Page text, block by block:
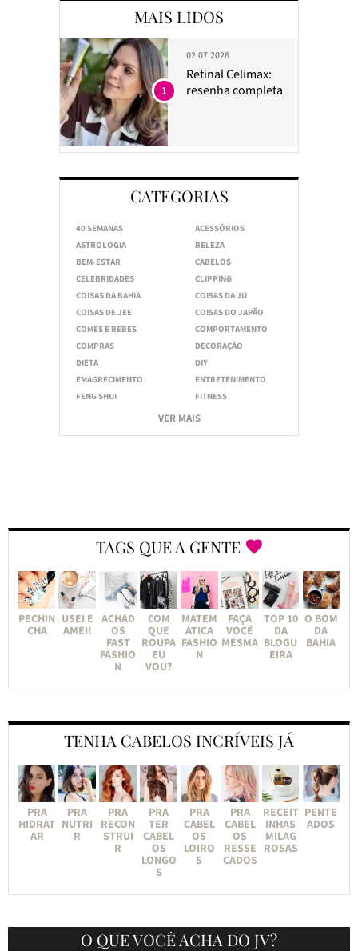
MAIS LIDOS
02.07.2026
Retinal Celimax:
resenha completa
1
CATEGORIAS
40 SEMANAS
ACESSÓRIOS
ASTROLOGIA
BELEZA
BEM-ESTAR
CABELOS
CELEBRIDADES
CLIPPING
COISAS DA BAHIA
COISAS DA JU
COISAS DE JEE
COISAS DO JAPÃO
COMES E BEBES
COMPORTAMENTO
COMPRAS
DECORAÇÃO
DIETA
DIY
EMAGRECIMENTO
ENTRETENIMENTO
FENG SHUI
FITNESS
VER MAIS
TAGS QUE A GENTE
PECHIN
CHA
USEI E
AMEI!
ACHAD
OS
FAST
FASHIO
N
COM
QUE
ROUPA
EU
VOU?
MATEM
ÁTICA
FASHIO
N
FAÇA
VOCÊ
MESMA
TOP 10
DA
BLOGU
EIRA
O BOM
DA
BAHIA
TENHA CABELOS INCRÍVEIS JÁ
PRA
HIDRAT
AR
PRA
NUTRI
R
PRA
RECON
STRUI
R
PRA
TER
CABEL
OS
LONGO
S
PRA
CABEL
OS
LOIRO
S
PRA
CABEL
OS
RESSE
CADOS
RECEIT
INHAS
MILAG
ROSAS
PENTE
ADOS
O QUE VOCÊ ACHA DO JV?